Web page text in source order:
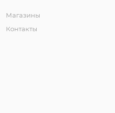
Магазины
Контакты